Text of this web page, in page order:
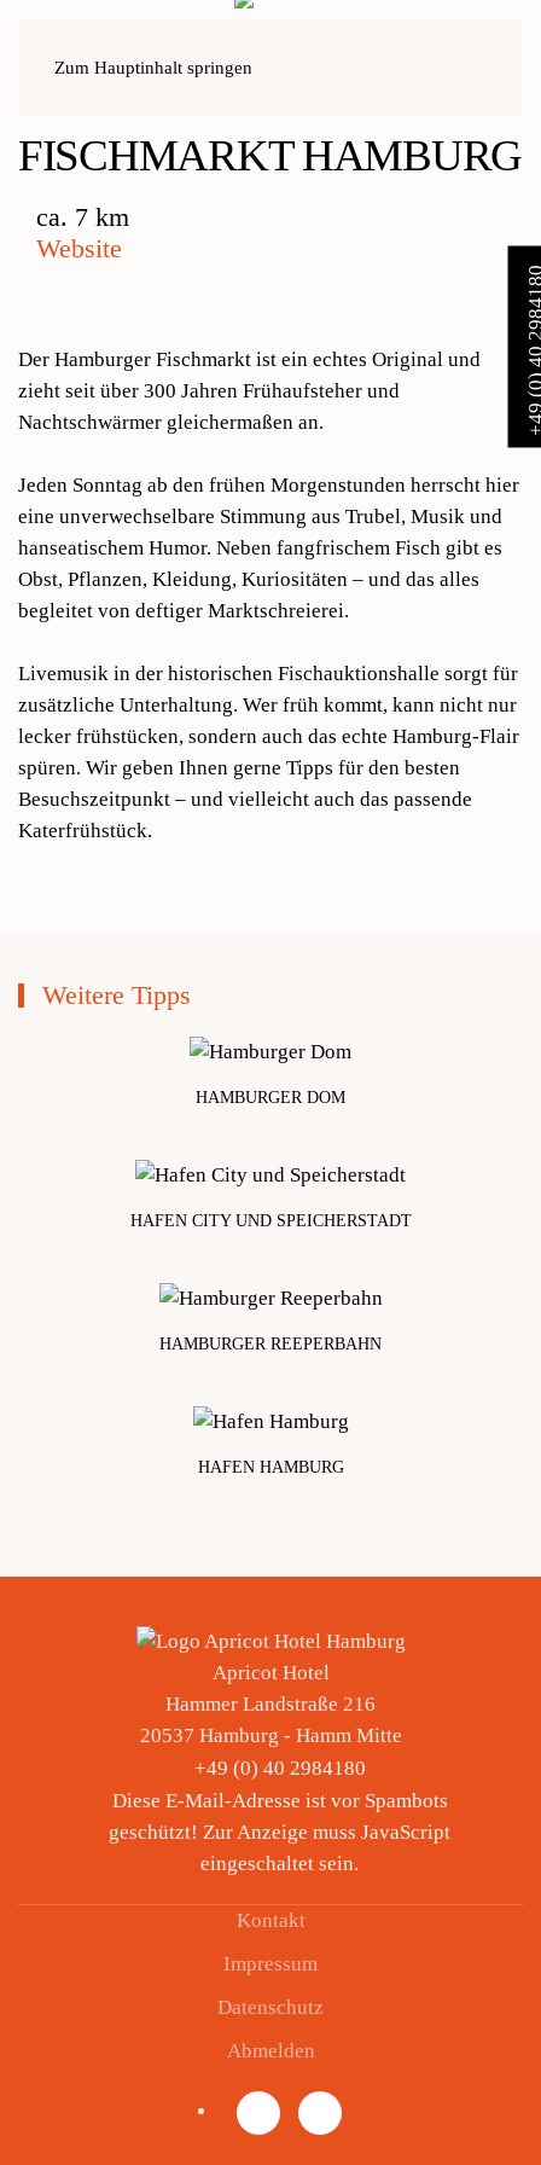
Zum Hauptinhalt springen
FISCHMARKT HAMBURG
ca. 7 km
Website
Der Hamburger Fischmarkt ist ein echtes Original und
zieht seit über 300 Jahren Frühaufsteher und
Nachtschwärmer gleichermaßen an.
Jeden Sonntag ab den frühen Morgenstunden herrscht hier
eine unverwechselbare Stimmung aus Trubel, Musik und
hanseatischem Humor. Neben fangfrischem Fisch gibt es
Obst, Pflanzen, Kleidung, Kuriositäten – und das alles
begleitet von deftiger Marktschreierei.
Livemusik in der historischen Fischauktionshalle sorgt für
zusätzliche Unterhaltung. Wer früh kommt, kann nicht nur
lecker frühstücken, sondern auch das echte Hamburg-Flair
spüren. Wir geben Ihnen gerne Tipps für den besten
Besuchszeitpunkt – und vielleicht auch das passende
Katerfrühstück.
Weitere Tipps
HAMBURGER DOM
HAFEN CITY UND SPEICHERSTADT
HAMBURGER REEPERBAHN
HAFEN HAMBURG
Apricot Hotel
Hammer Landstraße 216
20537 Hamburg - Hamm Mitte
+49 (0) 40 2984180
Diese E-Mail-Adresse ist vor Spambots
geschützt! Zur Anzeige muss JavaScript
eingeschaltet sein.
Kontakt
Impressum
Datenschutz
Abmelden
+49 (0)